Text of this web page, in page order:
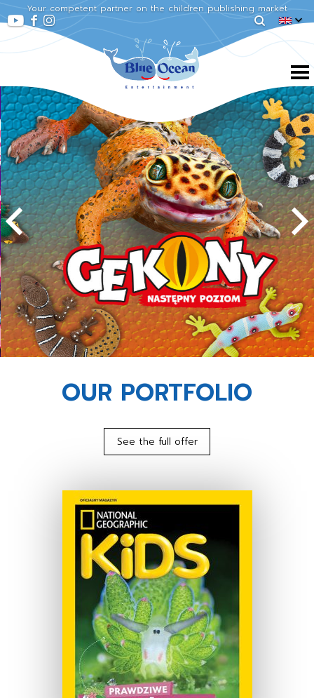
Your competent partner on the children publishing market
OUR PORTFOLIO
See the full offer